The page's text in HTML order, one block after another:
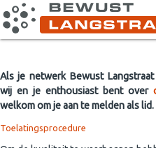
Als je netwerk Bewust
wij en je enthousiast bent over
welkom om je aan te melden als lid.
Toelatingsprocedure